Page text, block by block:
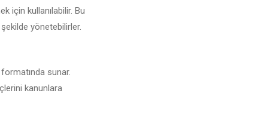
için kullanılabilir. Bu
yönetebilirler.
sunar.
kanunlara